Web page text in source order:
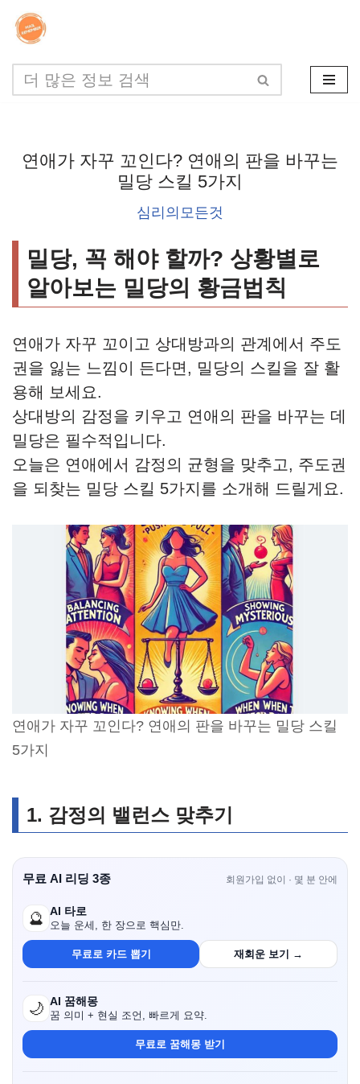
콘
텐
츠
너연애가 자꾸 꼬인다? 연애의 판을 바꾸는
밀당 스킬 5가지
심리의모든것
밀당, 꼭 해야 할까? 상황별로
알아보는 밀당의 황금법칙
연애가 자꾸 꼬이고 상대방과의 관계에서 주도
권을 잃는 느낌이 든다면, 밀당의 스킬을 잘 활
용해 보세요.
상대방의 감정을 키우고 연애의 판을 바꾸는 데
밀당은 필수적입니다.
오늘은 연애에서 감정의 균형을 맞추고, 주도권
을 되찾는 밀당 스킬 5가지를 소개해 드릴게요.
연애가 자꾸 꼬인다? 연애의 판을 바꾸는 밀당 스킬
5가지
1. 감정의 밸런스 맞추기
무료 AI 리딩 3종 회원가입 없이 · 몇 분 안에
🔮 AI 타로
오늘 운세, 한 장으로 핵심만.
무료로 카드 뽑기 재회운 보기 →
🌙 AI 꿈해몽
꿈 의미 + 현실 조언, 빠르게 요약.
무료로 꿈해몽 받기